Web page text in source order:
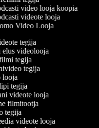
video looja koopia
videote looja
Video Looja
tegija
elus videolooja
tegija
tegija
looja
tegija
videote looja
filmitootja
tegija
videote looja